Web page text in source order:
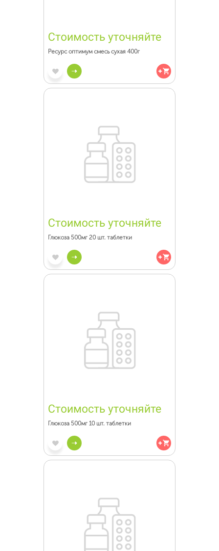
Стоимость уточняйте
Ресурс оптимум смесь сухая 400г
Стоимость уточняйте
Глюкоза 500мг 20 шт. таблетки
Стоимость уточняйте
Глюкоза 500мг 10 шт. таблетки